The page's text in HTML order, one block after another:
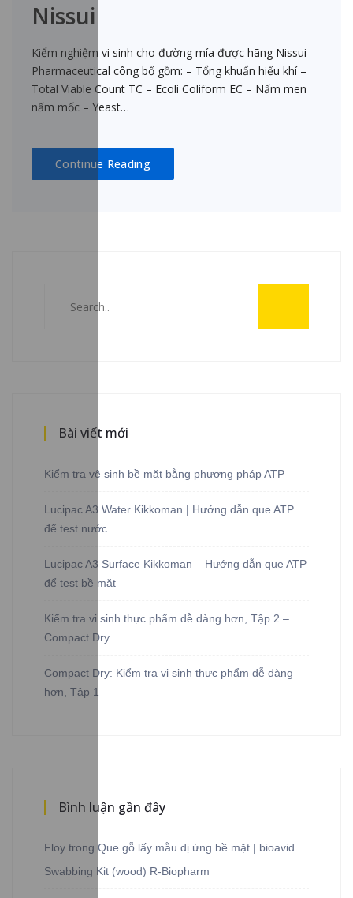
Nissui
Kiểm nghiệm vi sinh cho đường mía được hãng Nissui
Pharmaceutical công bố gồm: – Tổng khuẩn hiếu khí –
Total Viable Count TC – Ecoli Coliform EC – Nấm men
nấm mốc – Yeast…
Continue Reading
Bài viết mới
Kiểm tra vệ sinh bề mặt bằng phương pháp ATP
Lucipac A3 Water Kikkoman | Hướng dẫn que ATP
để test nước
Lucipac A3 Surface Kikkoman – Hướng dẫn que ATP
để test bề mặt
Kiểm tra vi sinh thực phẩm dễ dàng hơn, Tập 2 –
Compact Dry
Compact Dry: Kiểm tra vi sinh thực phẩm dễ dàng
hơn, Tập 1
Bình luận gần đây
Floy trong Que gỗ lấy mẫu dị ứng bề mặt | bioavid
Swabbing Kit (wood) R-Biopharm